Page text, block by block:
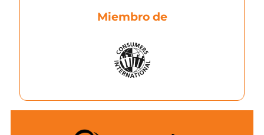
Miembro de